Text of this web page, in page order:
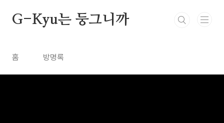
G-Kyu는 둥그니까
홈 방명록